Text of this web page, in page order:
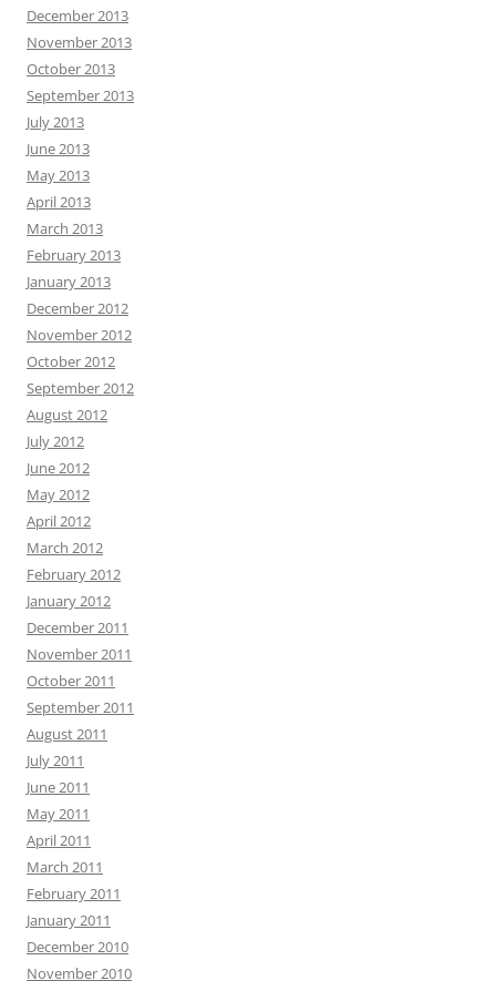
December 2013
November 2013
October 2013
September 2013
July 2013
June 2013
May 2013
April 2013
March 2013
February 2013
January 2013
December 2012
November 2012
October 2012
September 2012
August 2012
July 2012
June 2012
May 2012
April 2012
March 2012
February 2012
January 2012
December 2011
November 2011
October 2011
September 2011
August 2011
July 2011
June 2011
May 2011
April 2011
March 2011
February 2011
January 2011
December 2010
November 2010